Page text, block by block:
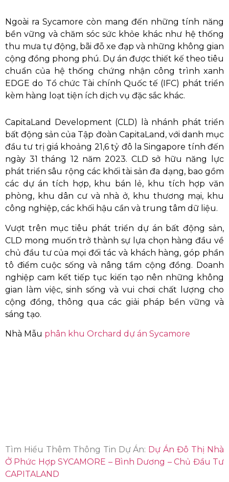
Ngoài ra Sycamore còn mang đến những tính năng
bền vững và chăm sóc sức khỏe khác như hệ thống
thu mưa tự động, bãi đỗ xe đạp và những không gian
cộng đồng phong phú. Dự án được thiết kế theo tiêu
chuẩn của hệ thống chứng nhận công trình xanh
EDGE do Tổ chức Tài chính Quốc tế (IFC) phát triển
kèm hàng loạt tiện ích dịch vụ đặc sắc khác.
CapitaLand Development (CLD) là nhánh phát triển
bất động sản của Tập đoàn CapitaLand, với danh mục
đầu tư trị giá khoảng 21,6 tỷ đô la Singapore tính đến
ngày 31 tháng 12 năm 2023. CLD sở hữu năng lực
phát triển sâu rộng các khối tài sản đa dạng, bao gồm
các dự án tích hợp, khu bán lẻ, khu tích hợp văn
phòng, khu dân cư và nhà ở, khu thương mại, khu
công nghiệp, các khối hậu cần và trung tâm dữ liệu.
Vượt trên mục tiêu phát triển dự án bất động sản,
CLD mong muốn trở thành sự lựa chọn hàng đầu về
chủ đầu tư của mọi đối tác và khách hàng, góp phần
tô điểm cuộc sống và nâng tầm cộng đồng. Doanh
nghiệp cam kết tiếp tục kiến tạo nên những không
gian làm việc, sinh sống và vui chơi chất lượng cho
cộng đồng, thông qua các giải pháp bền vững và
sáng tạo.
Nhà Mẫu phân khu Orchard dự án Sycamore
Tìm Hiểu Thêm Thông Tin Dự Án: Dự Án Đô Thị Nhà
Ở Phức Hợp SYCAMORE – Bình Dương – Chủ Đầu Tư
CAPITALAND